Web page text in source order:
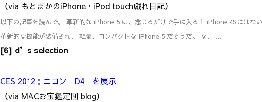
（via もとまかのiPhone・iPod touch戯れ日記）
以下の記事を読んで。 革新的な iPhone 5 は、念じるだけで手に入る！ iPhone 4Sにはない
革新的な機能が装備され、 軽量、コンパクトな iPhone 5 だそうだ。 な、 …
[6] d’s selection
CES 2012：ニコン「D4」を展示
（via MACお宝鑑定団 blog）